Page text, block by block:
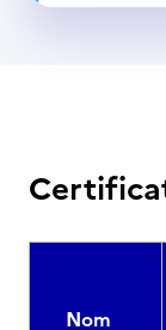
Nom